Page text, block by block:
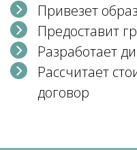
Привезет
Предоставит
Разработает
Рассчитает
договор